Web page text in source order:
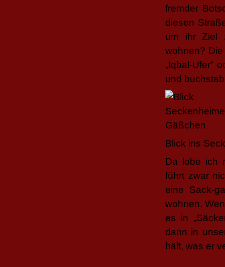
fremder
diesen
um ihr Ziel
wohnen?
„Iqbal-Ufer”
und
Blick ins
Da lobe ich
führt zwar
eine Sack-
wohnen.
es in
dann in
hält, was er